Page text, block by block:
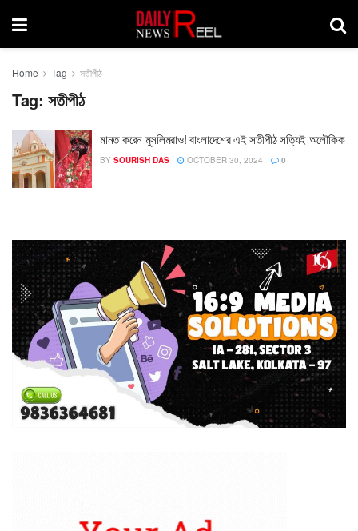
Home Tag সতীপীঠ
Tag: সতীপীঠ
মানত করেন মুসলিমরাও! বাংলাদেশের এই সতীপীঠ সত্যিই অলৌকিক
BY SOURISH DAS OCTOBER 30, 2024 0